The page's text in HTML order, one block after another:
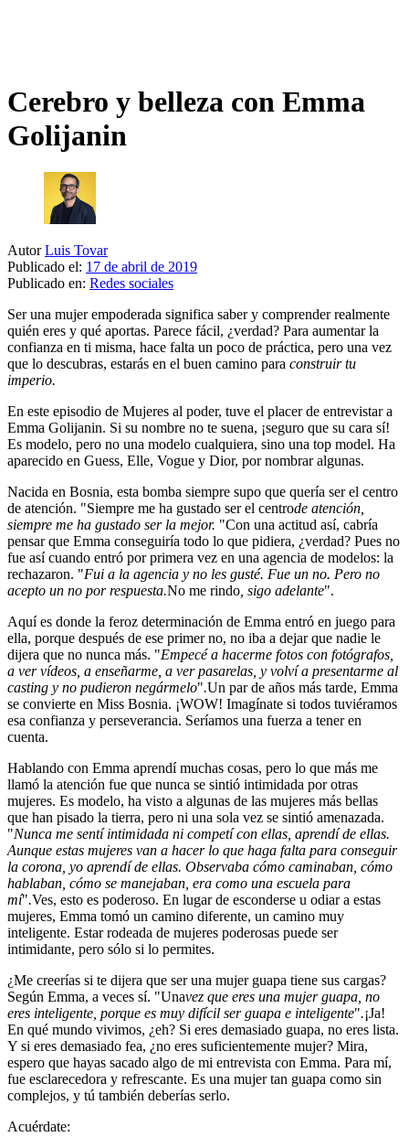
Cerebro y belleza con Emma
Golijanin
Autor Luis Tovar
Publicado el: 17 de abril de 2019
Publicado en: Redes sociales
Ser una mujer empoderada significa saber y comprender realmente
quién eres y qué aportas. Parece fácil, ¿verdad? Para aumentar la
confianza en ti misma, hace falta un poco de práctica, pero una vez
que lo descubras, estarás en el buen camino para construir tu
imperio.
En este episodio de Mujeres al poder, tuve el placer de entrevistar a
Emma Golijanin. Si su nombre no te suena, ¡seguro que su cara sí!
Es modelo, pero no una modelo cualquiera, sino una top model. Ha
aparecido en Guess, Elle, Vogue y Dior, por nombrar algunas.
Nacida en Bosnia, esta bomba siempre supo que quería ser el centro
de atención. "Siempre me ha gustado ser el centrode atención,
siempre me ha gustado ser la mejor. "Con una actitud así, cabría
pensar que Emma conseguiría todo lo que pidiera, ¿verdad? Pues no
fue así cuando entró por primera vez en una agencia de modelos: la
rechazaron. "Fui a la agencia y no les gusté. Fue un no. Pero no
acepto un no por respuesta.No me rindo , sigo adelante".
Aquí es donde la feroz determinación de Emma entró en juego para
ella, porque después de ese primer no, no iba a dejar que nadie le
dijera que no nunca más. "Empecé a hacerme fotos con fotógrafos,
a ver vídeos, a enseñarme, a ver pasarelas, y volví a presentarme al
casting y no pudieron negármelo".Un par de años más tarde, Emma
se convierte en Miss Bosnia. ¡WOW! Imagínate si todos tuviéramos
esa confianza y perseverancia. Seríamos una fuerza a tener en
cuenta.
Hablando con Emma aprendí muchas cosas, pero lo que más me
llamó la atención fue que nunca se sintió intimidada por otras
mujeres. Es modelo, ha visto a algunas de las mujeres más bellas
que han pisado la tierra, pero ni una sola vez se sintió amenazada.
"Nunca me sentí intimidada ni competí con ellas, aprendí de ellas.
Aunque estas mujeres van a hacer lo que haga falta para conseguir
la corona, yo aprendí de ellas. Observaba cómo caminaban, cómo
hablaban, cómo se manejaban, era como una escuela para
mí".Ves, esto es poderoso. En lugar de esconderse u odiar a estas
mujeres, Emma tomó un camino diferente, un camino muy
inteligente. Estar rodeada de mujeres poderosas puede ser
intimidante, pero sólo si lo permites.
¿Me creerías si te dijera que ser una mujer guapa tiene sus cargas?
Según Emma, a veces sí. "Unavez que eres una mujer guapa, no
eres inteligente, porque es muy difícil ser guapa e inteligente".¡Ja!
En qué mundo vivimos, ¿eh? Si eres demasiado guapa, no eres lista.
Y si eres demasiado fea, ¿no eres suficientemente mujer? Mira,
espero que hayas sacado algo de mi entrevista con Emma. Para mí,
fue esclarecedora y refrescante. Es una mujer tan guapa como sin
complejos, y tú también deberías serlo.
Acuérdate: